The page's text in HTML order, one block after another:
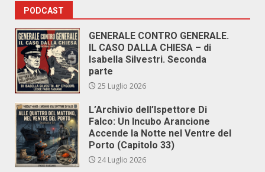
PODCAST
GENERALE CONTRO GENERALE.
IL CASO DALLA CHIESA – di
Isabella Silvestri. Seconda
parte
25 Luglio 2026
L’Archivio dell’Ispettore Di
Falco: Un Incubo Arancione
Accende la Notte nel Ventre del
Porto (Capitolo 33)
24 Luglio 2026